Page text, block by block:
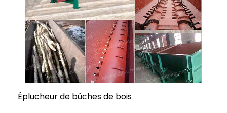
Éplucheur de bûches de bois